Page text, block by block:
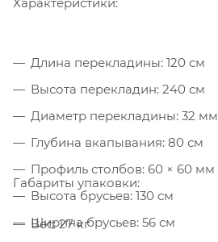
Длина перекладины: 120 см
Высота перекладин: 240 см
Диаметр перекладины: 32 мм
Глубина вкапывания: 80 см
Профиль столбов: 60 × 60 мм
Высота брусьев: 130 см
Ширина брусьев: 56 см
Габариты упаковки:
Вес: 27 кг